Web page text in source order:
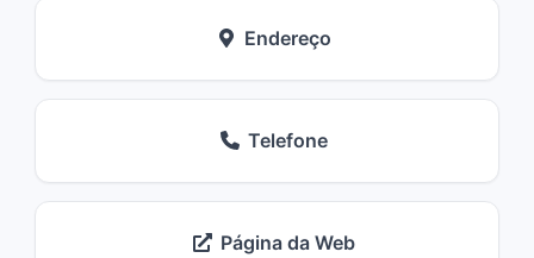
Endereço
Telefone
Página da Web